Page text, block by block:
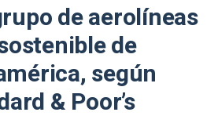
de aerolíneas
de
según
& Poor’s